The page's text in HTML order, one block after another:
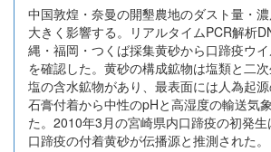
中国敦煌・奈曼の開墾農地のダスト量・
大きく影響する。リアルタイムPCR解析
縄・福岡・つくば採集黄砂から口蹄疫ウ
を確認した。黄砂の構成鉱物は塩類と二
塩の含水鉱物があり、最表面には人為起源
石膏付着から中性のpHと高湿度の輸送気
た。2010年3月の宮崎県内口蹄疫の初発
口蹄疫の付着黄砂が伝播源と推測された。